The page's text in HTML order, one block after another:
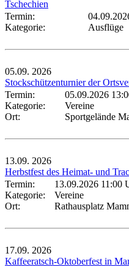
Tschechien
Termin:
Kategorie:
Ausflüge
05.09. 2026
Stockschützenturnier der
Termin:
05.09.2026
Kategorie:
Vereine
Ort:
Sportgelände
13.09. 2026
Herbstfest des Heimat- und
Termin:
13.09.2026 11:00
Kategorie:
Vereine
Ort:
Rathausplatz
17.09. 2026
Kaffeeratsch-Oktoberfest in